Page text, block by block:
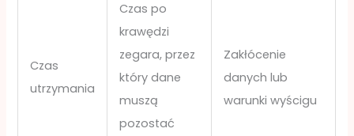
Czas
utrzymania
Czas po
krawędzi
zegara, przez
który dane
muszą
pozostać
Zakłócenie
danych lub
warunki wyścigu